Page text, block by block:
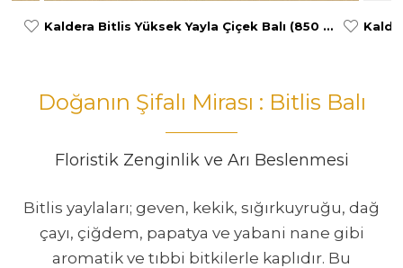
Kaldera Bitlis Yüksek Yayla Çiçek Balı (850 gr)
Doğanın Şifalı Mirası : Bitlis Balı
Floristik Zenginlik ve Arı Beslenmesi
Bitlis yaylaları; geven, kekik, sığırkuyruğu, dağ
çayı, çiğdem, papatya ve yabani nane gibi
aromatik ve tıbbi bitkilerle kaplıdır. Bu